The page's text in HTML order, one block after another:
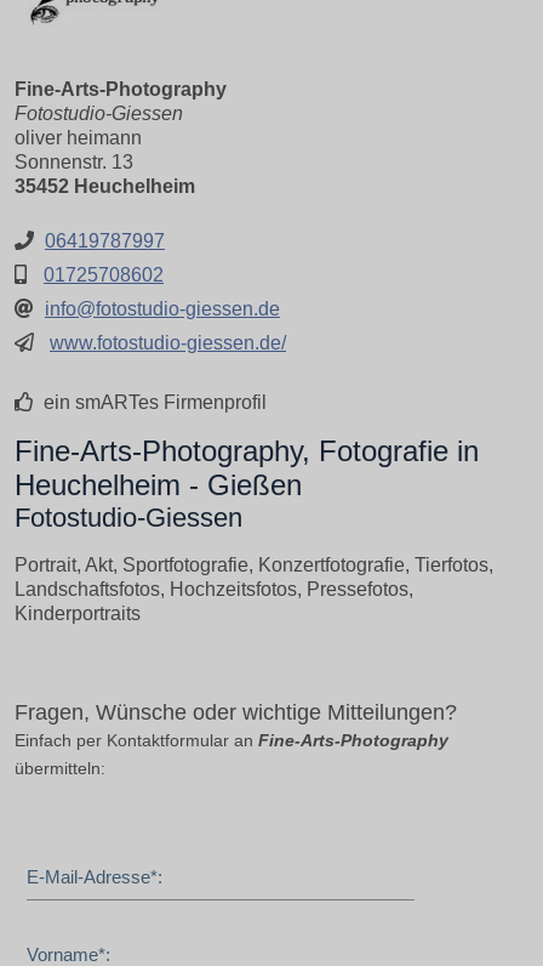
Fine-Arts-Photography
Fotostudio-Giessen
oliver heimann
Sonnenstr. 13
35452 Heuchelheim
06419787997
01725708602
info@fotostudio-giessen.de
www.fotostudio-giessen.de/
ein smARTes Firmenprofil
Fine-Arts-Photography, Fotografie in
Heuchelheim - Gießen
Fotostudio-Giessen
Portrait, Akt, Sportfotografie, Konzertfotografie, Tierfotos,
Landschaftsfotos, Hochzeitsfotos, Pressefotos,
Kinderportraits
Fragen, Wünsche oder wichtige Mitteilungen?
Einfach per Kontaktformular an Fine-Arts-Photography
übermitteln:
E-Mail-Adresse*:
Vorname*: